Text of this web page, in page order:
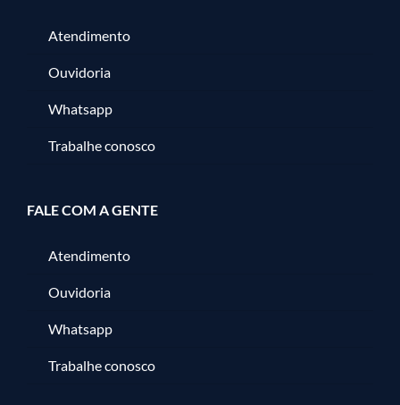
Atendimento
Ouvidoria
Whatsapp
Trabalhe conosco
FALE COM A GENTE
Atendimento
Ouvidoria
Whatsapp
Trabalhe conosco